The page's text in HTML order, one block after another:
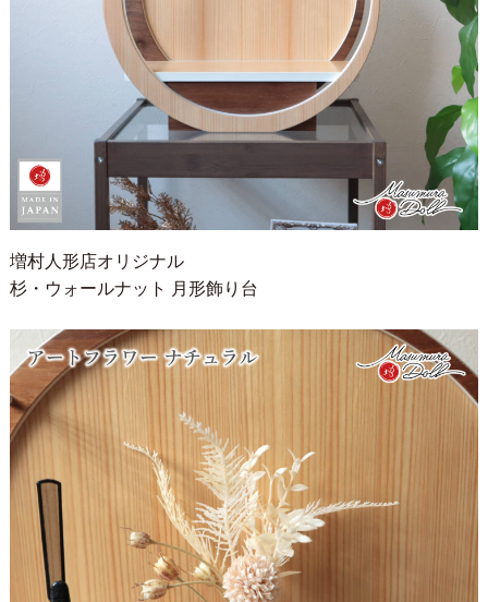
増村人形店オリジナル
杉・ウォールナット 月形飾り台